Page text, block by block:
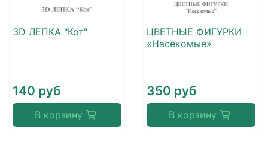
3D ЛЕПКА "Кот"
140 руб
В корзину
ЦВЕТНЫЕ ФИГУРКИ
«Насекомые»
350 руб
В корзину